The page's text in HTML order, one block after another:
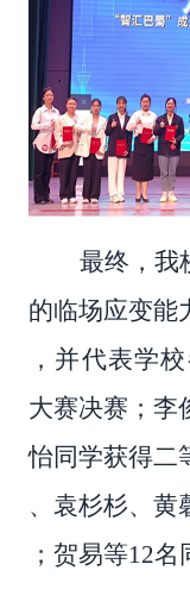
最终，我
的临场应变能
，并代表学
大赛决赛；李
怡同学获得二
、袁杉杉、黄
；贺易等12名